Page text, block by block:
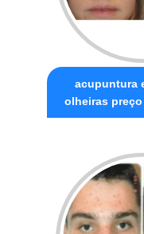
acupuntura
olheiras